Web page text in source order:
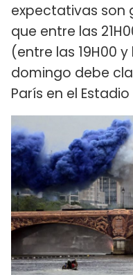
expectativas son
que entre las
(entre las 19H00 y
domingo debe
París en el